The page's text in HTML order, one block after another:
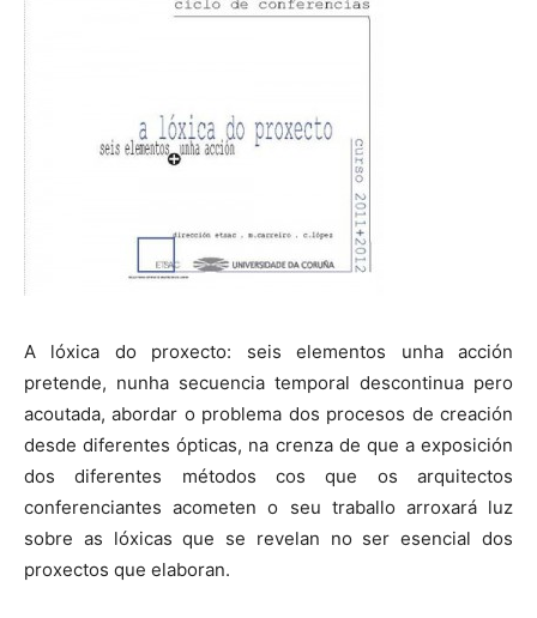
A lóxica do proxecto: seis elementos unha acción
pretende, nunha secuencia temporal descontinua pero
acoutada, abordar o problema dos procesos de creación
desde diferentes ópticas, na crenza de que a exposición
dos diferentes métodos cos que os arquitectos
conferenciantes acometen o seu traballo arroxará luz
sobre as lóxicas que se revelan no ser esencial dos
proxectos que elaboran.